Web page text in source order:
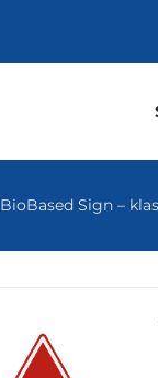
BioBased Sign –